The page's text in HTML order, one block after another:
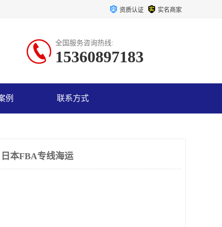
资质认证 实名商家
全国服务咨询热线:
15360897183
例 联系方式
本FBA专线海运